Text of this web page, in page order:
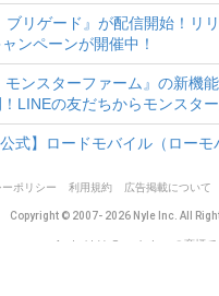
ブリゲード』が配信開始！リ
ンペーンが開催中！
モンスターファーム』の新機
LINEの友だちからモンスタ
式】ロードモバイル（ローモ
ポリシー 利用規約 広告掲載について
Copyright © 2007- 2026 Nyle Inc. All
Android は Google Inc. の商標で
アプリブ、カイドキ、宅食グルメ、VOD
を受領するアフィリエイトサイトです。